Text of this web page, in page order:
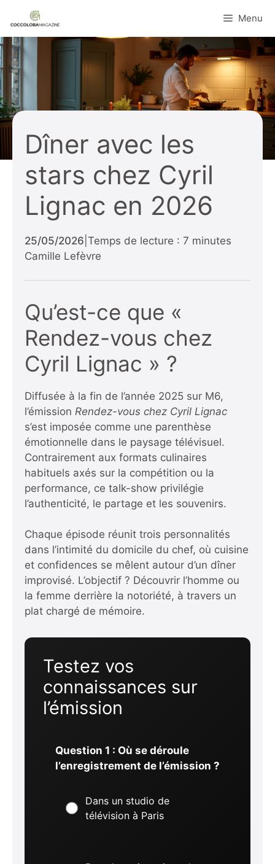
au
contenu
Menu
Dîner avec les
stars chez Cyril
Lignac en 2026
25/05/2026 Temps de lecture : 7 minutes
Camille Lefèvre
Qu’est-ce que «
Rendez-vous chez
Cyril Lignac » ?
Diffusée à la fin de l’année 2025 sur M6,
l’émission Rendez-vous chez Cyril Lignac
s’est imposée comme une parenthèse
émotionnelle dans le paysage télévisuel.
Contrairement aux formats culinaires
habituels axés sur la compétition ou la
performance, ce talk-show privilégie
l’authenticité, le partage et les souvenirs.
Chaque épisode réunit trois personnalités
dans l’intimité du domicile du chef, où cuisine
et confidences se mêlent autour d’un dîner
improvisé. L’objectif ? Découvrir l’homme ou
la femme derrière la notoriété, à travers un
plat chargé de mémoire.
Testez vos
connaissances sur
l’émission
Question 1 : Où se déroule
l’enregistrement de l’émission ?
Dans un studio de
télévision à Paris